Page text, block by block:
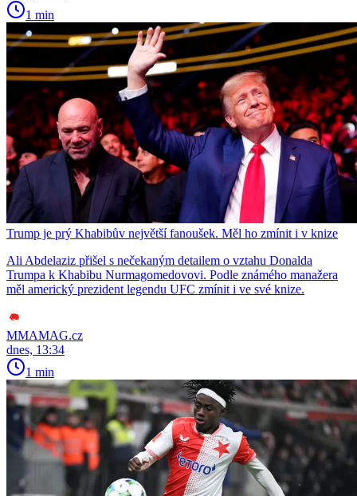
1 min
Trump je prý Khabibův největší fanoušek. Měl ho zmínit i v knize
Ali Abdelaziz přišel s nečekaným detailem o vztahu Donalda
Trumpa k Khabibu Nurmagomedovovi. Podle známého manažera
měl americký prezident legendu UFC zmínit i ve své knize.
MMAMAG.cz
dnes, 13:34
1 min